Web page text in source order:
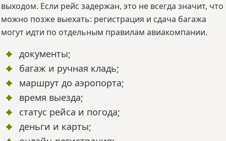
выходом. Если рейс задержан, это не всегда значит, что
можно позже выехать: регистрация и сдача багажа
могут идти по отдельным правилам авиакомпании.
документы;
багаж и ручная кладь;
маршрут до аэропорта;
время выезда;
статус рейса и погода;
деньги и карты;